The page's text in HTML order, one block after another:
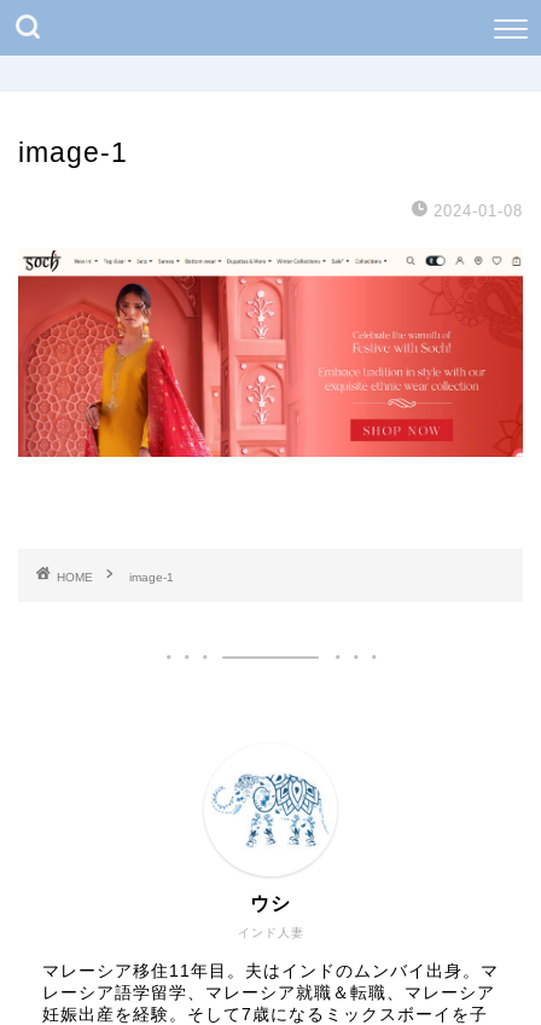
image-1
2024-01-08
HOME image-1
インド人妻
ウシ
マレーシア移住11年目。夫はインドのムンバイ出身。マ
レーシア語学留学、マレーシア就職＆転職、マレーシア
妊娠出産を経験。そして7歳になるミックスボーイを子